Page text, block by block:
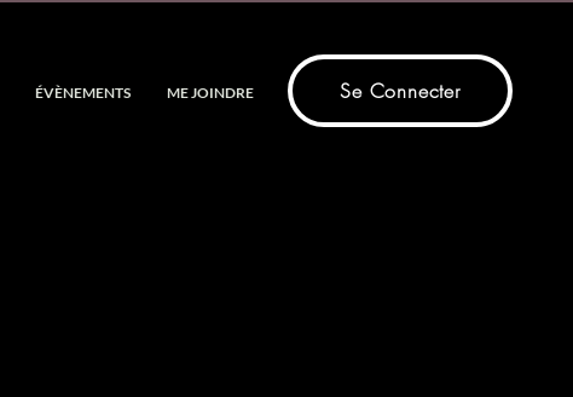
ÉVÈNEMENTS ME JOINDRE Se Connecter